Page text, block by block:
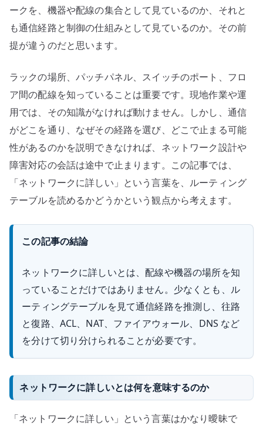
読
め
い
危
う
さ
の
ークを、機器や配線の集合として見ているのか、それと
も通信経路と制御の仕組みとして見ているのか。その前
提が違うのだと思います。
ラックの場所、パッチパネル、スイッチのポート、フロ
ア間の配線を知っていることは重要です。現地作業や運
用では、その知識がなければ動けません。しかし、通信
がどこを通り、なぜその経路を選び、どこで止まる可能
性があるのかを説明できなければ、ネットワーク設計や
障害対応の会話は途中で止まります。この記事では、
「ネットワークに詳しい」という言葉を、ルーティング
テーブルを読めるかどうかという観点から考えます。
この記事の結論
ネットワークに詳しいとは、配線や機器の場所を知
っていることだけではありません。少なくとも、ル
ーティングテーブルを見て通信経路を推測し、往路
と復路、ACL、NAT、ファイアウォール、DNS など
を分けて切り分けられることが必要です。
ネットワークに詳しいとは何を意味するのか
「ネットワークに詳しい」という言葉はかなり曖昧で